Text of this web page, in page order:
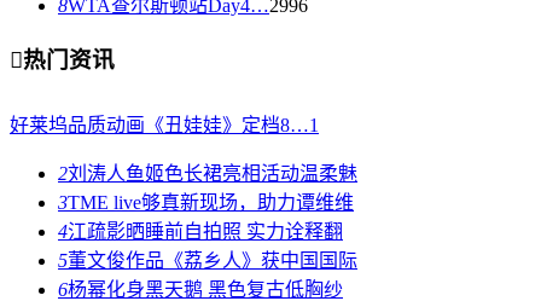
8WTA查尔斯顿站Day4…2996
热门资讯
好莱坞品质动画《丑娃娃》定档8…1
2刘涛人鱼姬色长裙亮相活动温柔魅
3TME live够真新现场，助力谭维维
4江疏影晒睡前自拍照 实力诠释翻
5董文俊作品《荔乡人》获中国国际
6杨幂化身黑天鹅 黑色复古低胸纱